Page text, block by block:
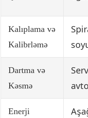
Kalıplama və
Kalibrləmə
Dartma və
Kəsmə
Enerji